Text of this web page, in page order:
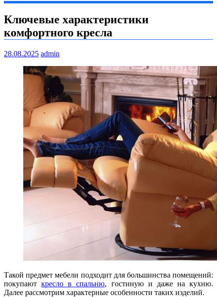
Ключевые характеристики
комфортного кресла
28.08.2025 admin
Такой предмет мебели подходит для большинства помещений:
покупаюткресло в спальню, гостиную и даже на кухню.
Далее рассмотрим характерные особенности таких изделий.